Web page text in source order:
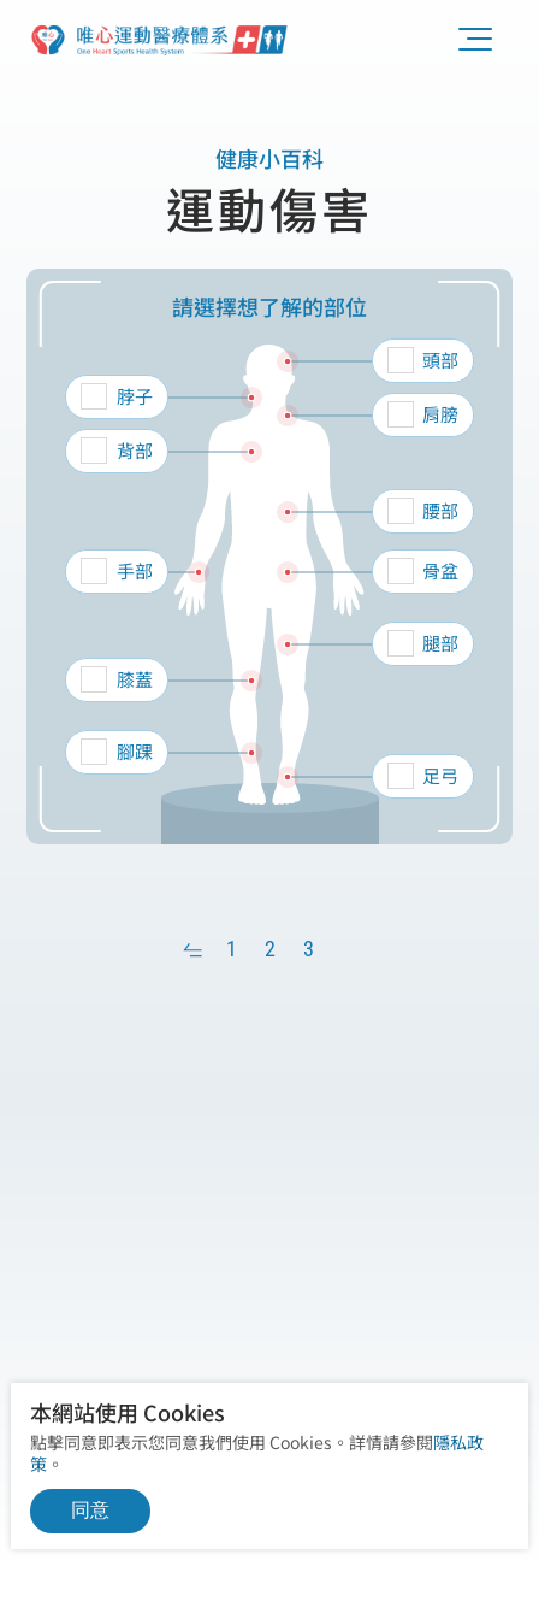
健康小百科
運動傷害
請選擇想了解的部位
頭部
脖子
背部
手部
膝蓋
腳踝
肩膀
腰部
骨盆
腿部
足弓
‹ 1 2 3
本網站使用 Cookies
點擊同意即表示您同意我們使用 Cookies。詳情請參閱隱私政
策。
同意